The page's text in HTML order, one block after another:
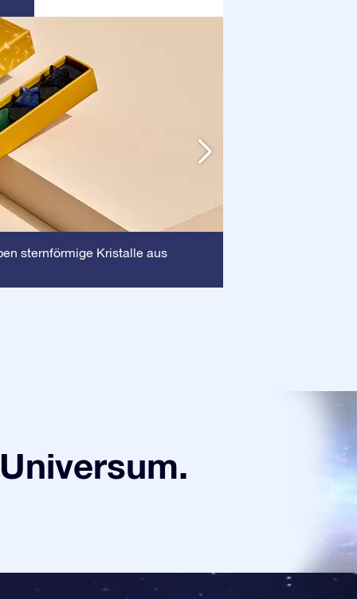
sternförmige Kristalle aus